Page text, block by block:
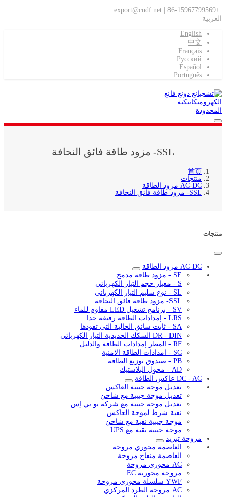
+86-15967799569
export@cndf.net
العربية
English
中文
Français
Pусский
Español
Português
SSL- مزود طاقة فائق النحافة
首页
منتجات
AC-DC مزود الطاقة
SSL- مزود طاقة فائق النحافة
منتجات
AC-DC مزود الطاقة
SE - مزود طاقة مدمج
S - معيار حجم التيار الكهربائي
SL - نوع سليم التيار الكهربائي
SSL- مزود طاقة فائق النحافة
SV - برنامج تشغيل LED مقاوم للماء
LRS - إمدادات الطاقة رقيقة جدا
SA - ثابت سائق الحالية التي تقودها
DR - DIN السكك الحديدية التيار الكهربائي
RF - المطر إمدادات الطاقة والدليل
SC - امدادات الطاقة الامنية
PB - صندوق توزيع الطاقة
AD - محول البلاستيك
DC - AC عاكس الطاقة
تعديل موجة جيبية العاكس
تعديل موجة جيبية مع شاحن
تعديل موجة جيبية مع شركة يو بي إس
نقية شرط لموجة العاكس
موجة جيبية نقية مع شاحن
موجة جيبية نقية مع UPS
مروحة تبريد
العاصمة محوري مروحة
العاصمة منفاخ مروحة
AC محوري مروحة
مروحة محورية EC
YWF سلسلة محوري مروحة
AC مروحة الطرد المركزي